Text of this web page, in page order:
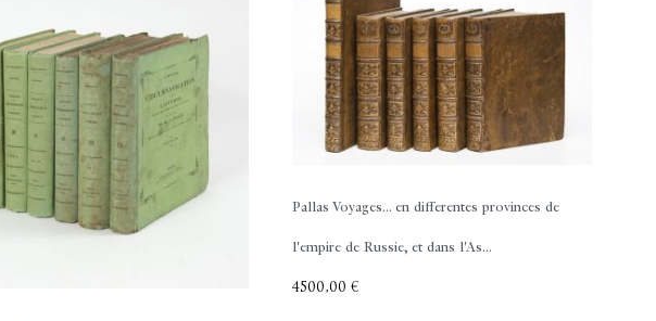
Pallas Voyages... en differentes provinces de
l'empire de Russie, et dans l'As...
4500,00 €